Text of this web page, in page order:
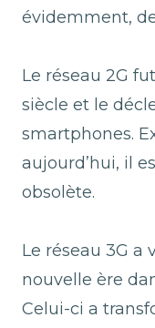
évidemment,
Le réseau 2G
siècle et le
smartphones.
aujourd’hui, il
obsolète.
Le réseau 3G
nouvelle ère
Celui-ci a